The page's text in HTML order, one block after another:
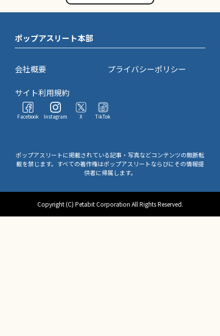
ポップアスリート本部
会社概要
プライバシーポリシー
サイト利用規約
Facebook Instagram X TikTok
ポップアスリートに掲載されている記事・写真などコンテンツの無断転
載を禁じます。すべての著作権はポップアスリートならびにその情報提
供者に帰属します。
Copyright (C) Petabit Corporation All Rights Reserved.